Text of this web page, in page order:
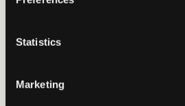
Statistics
Marketing
imprimé en rouge et placé sur la
Coupe normale